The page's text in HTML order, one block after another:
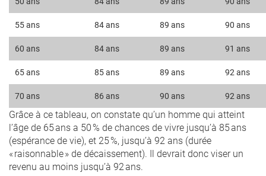
55 ans 84 ans 89 ans 90 ans
60 ans 84 ans 89 ans 91 ans
65 ans 85 ans 89 ans 92 ans
70 ans 86 ans 90 ans 92 ans
Grâce à ce tableau, on constate qu’un homme qui atteint
l’âge de 65 ans a 50 % de chances de vivre jusqu’à 85 ans
(espérance de vie), et 25 %, jusqu’à 92 ans (durée
« raisonnable » de décaissement). Il devrait donc viser un
revenu au moins jusqu’à 92 ans.